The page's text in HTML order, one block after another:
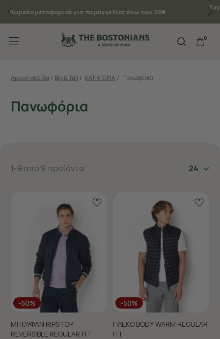
πρώτη σας αγορά
0
Αρχική σελίδα / Big & Tall / ΚΑΤΗΓΟΡΙΑ / Πανωφόρια
Πανωφόρια
1-9 από 9 προϊόντα 24
-50%
ΜΠΟΥΦΑΝ RIPSTOP
REVERSIBLE REGULAR FIT
-50%
ΓΙΛΕΚΟ BODY WARM REGULAR
FIT